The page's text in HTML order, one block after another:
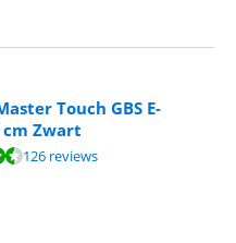
Touch GBS E-
cm Zwart
op 126 reviews.
126 reviews